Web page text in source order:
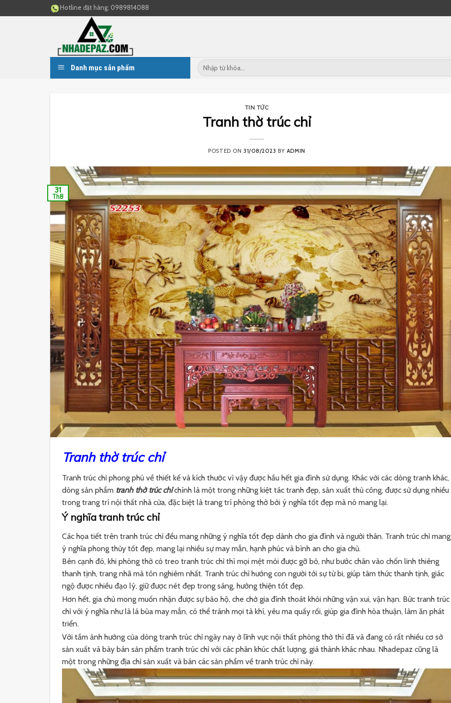
to
Hotline đặt hàng: 0989814088
Danh mục sản phẩm
TIN TỨC
Tranh thờ trúc chỉ
POSTED ON 31/08/2023 BY ADMIN
31
Th8
Tranh thờ trúc chỉ
Tranh trúc chỉ phong phú về thiết kế và kích thước vì vậy được hầu hết gia đình sử dụng. Khác với các dòng tranh khác,
dòng sản phẩm tranh thờ trúc chỉchính là một trong những kiệt tác tranh đẹp, sản xuất thủ công, được sử dụng nhiều
trong trang trí nội thất nhà cửa, đặc biệt là trang trí phòng thờ bởi ý nghĩa tốt đẹp mà nó mang lại.
Ý nghĩa tranh trúc chỉ
Các họa tiết trên tranh trúc chỉ đều mang những ý nghĩa tốt đẹp dành cho gia đình và người thân. Tranh trúc chỉ mang
ý nghĩa phong thủy tốt đẹp, mang lại nhiều sự may mắn, hạnh phúc và bình an cho gia chủ.
Bên cạnh đó, khi phòng thờ có treo tranh trúc chỉ thì mọi mệt mỏi được gỡ bỏ, như bước chân vào chốn linh thiêng
thanh tịnh, trang nhã mà tôn nghiêm nhất. Tranh trúc chỉ hướng con người tới sự từ bi, giúp tâm thức thanh tịnh, giác
ngộ được nhiều đạo lý, giữ được nét đẹp trong sáng, hướng thiện tốt đẹp.
Hơn hết, gia chủ mong muốn nhận được sự bảo hộ, che chở gia đình thoát khỏi những vận xui, vận hạn. Bức tranh trúc
chỉ với ý nghĩa như là lá bùa may mắn, có thể tránh mọi tà khí, yêu ma quấy rối, giúp gia đình hòa thuận, làm ăn phát
triển.
Với tầm ảnh hưởng của dòng tranh trúc chỉ ngày nay ở lĩnh vực nội thất phòng thờ thì đã và đang có rất nhiều cơ sở
sản xuất và bày bán sản phẩm tranh trúc chỉ với các phân khúc chất lượng, giá thành khác nhau. Nhadepaz cũng là
một trong những địa chỉ sản xuất và bán các sản phẩm về tranh trúc chỉ này.